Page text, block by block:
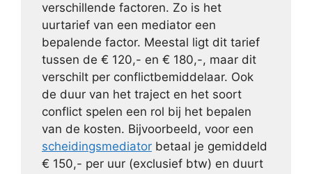
verschillende factoren. Zo is het
uurtarief van een mediator een
bepalende factor. Meestal ligt dit tarief
tussen de € 120,- en € 180,-, maar dit
verschilt per conflictbemiddelaar. Ook
de duur van het traject en het soort
conflict spelen een rol bij het bepalen
van de kosten. Bijvoorbeeld, voor een
scheidingsmediator betaal je gemiddeld
€ 150,- per uur (exclusief btw) en duurt